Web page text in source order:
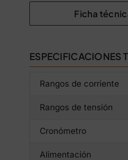
Ficha
ESPECIFICACIONES
Rangos de corriente
Rangos de tensión
Cronómetro
Alimentación